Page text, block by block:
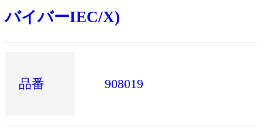
バイバーIEC/X)
品番 908019